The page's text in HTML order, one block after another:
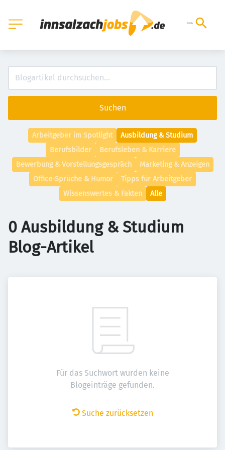
Suchen
Arbeitgeber im Spotlight
Ausbildung & Studium
Berufsbilder
Berufsleben & Karriere
Bewerbung & Vorstellungsgespräch
Marketing & Anzeigen
Office-Sprüche & Humor
Tipps für Arbeitgeber
Wissenswertes & Fakten
Alle
0 Ausbildung & Studium
Blog-Artikel
Für das Suchwort wurden keine
Blogeinträge gefunden.
Suche zurücksetzen